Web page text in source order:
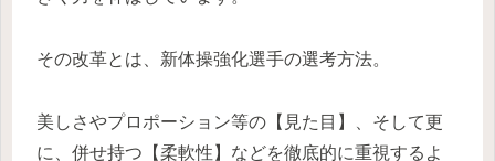
その改革とは、新体操強化選手の選考方法。
美しさやプロポーション等の【見た目】、そして更
に、併せ持つ【柔軟性】などを徹底的に重視するよ